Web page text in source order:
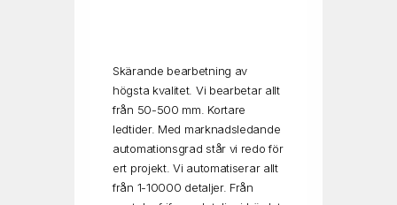
Skärande bearbetning av
högsta kvalitet. Vi bearbetar allt
från 50-500 mm. Kortare
ledtider. Med marknadsledande
automationsgrad står vi redo för
ert projekt. Vi automatiserar allt
från 1-10000 detaljer. Från